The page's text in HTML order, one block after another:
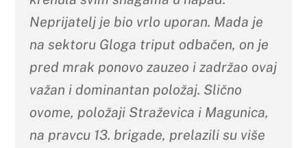
Neprijatelj je bio vrlo uporan. Mada je
na sektoru Gloga triput odbačen, on je
pred mrak ponovo zauzeo i zadržao ovaj
važan i dominantan položaj. Slično
ovome, položaji Straževica i Magunica,
na pravcu 13. brigade, prelazili su više